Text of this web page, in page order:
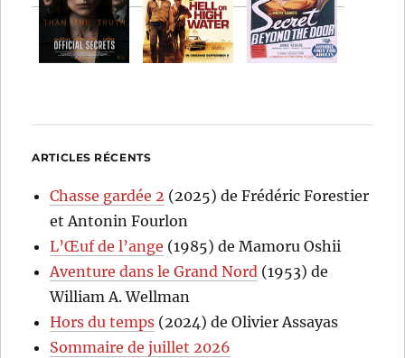
ARTICLES RÉCENTS
Chasse gardée 2 (2025) de Frédéric Forestier
et Antonin Fourlon
L’Œuf de l’ange (1985) de Mamoru Oshii
Aventure dans le Grand Nord (1953) de
William A. Wellman
Hors du temps (2024) de Olivier Assayas
Sommaire de juillet 2026